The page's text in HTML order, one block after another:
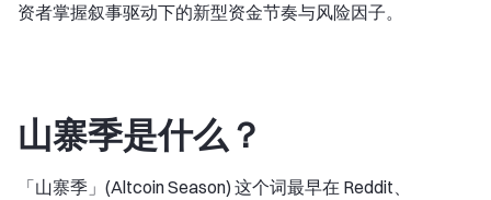
资者掌握叙事驱动下的新型资金节奏与风险因子。
山寨季是什么？
「山寨季」(Altcoin Season) 这个词最早在 Reddit、